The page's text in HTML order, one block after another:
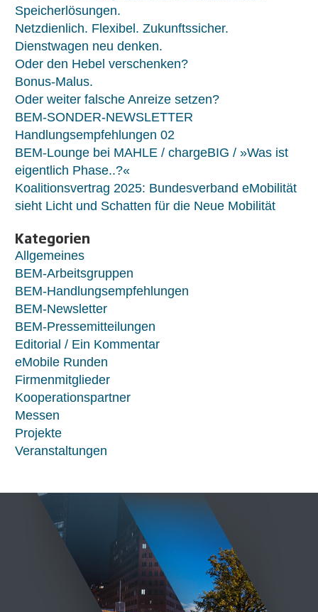
Speicherlösungen.
Netzdienlich. Flexibel. Zukunftssicher.
Dienstwagen neu denken.
Oder den Hebel verschenken?
Bonus-Malus.
Oder weiter falsche Anreize setzen?
BEM-SONDER-NEWSLETTER
Handlungsempfehlungen 02
BEM-Lounge bei MAHLE / chargeBIG / »Was ist
eigentlich Phase..?«
Koalitionsvertrag 2025: Bundesverband eMobilität
sieht Licht und Schatten für die Neue Mobilität
Kategorien
Allgemeines
BEM-Arbeitsgruppen
BEM-Handlungsempfehlungen
BEM-Newsletter
BEM-Pressemitteilungen
Editorial / Ein Kommentar
eMobile Runden
Firmenmitglieder
Kooperationspartner
Messen
Projekte
Veranstaltungen